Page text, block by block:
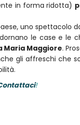
in forma ridotta)
uno spettacolo
le case e le
Maria Maggiore.
gli affreschi che
!